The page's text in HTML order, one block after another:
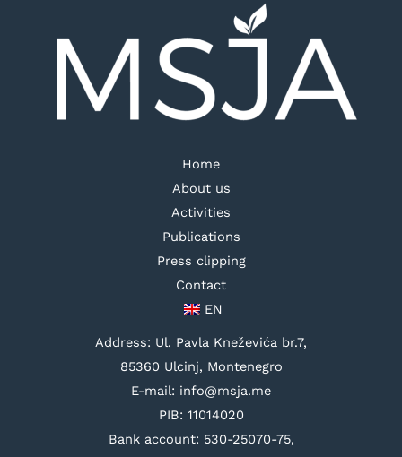
Home
About us
Activities
Publications
Press clipping
Contact
EN
Address: Ul. Pavla Kneževića br.7,
85360 Ulcinj, Montenegro
E-mail: info@msja.me
PIB: 11014020
Bank account: 530-25070-75,